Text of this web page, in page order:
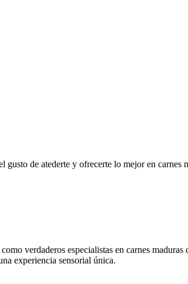
de atederte y ofrecerte lo mejor en carnes
verdaderos especialistas en carnes
experiencia sensorial única.